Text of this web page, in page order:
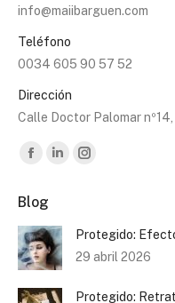
info@maiibarguen.com
Teléfono
0034 605 90 57 52
Dirección
Calle Doctor Palomar
Encuéntranos en:
Facebook
opens
in
new
Linkedin
in
new
Instagram
in
new
Blog
Protegido:
29 abril 2026
Protegido: